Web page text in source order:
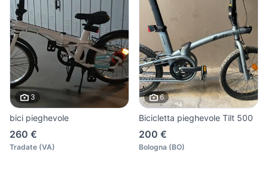
3
bici pieghevole
260 €
Tradate (VA)
6
Bicicletta pieghevole Tilt 500
200 €
Bologna (BO)